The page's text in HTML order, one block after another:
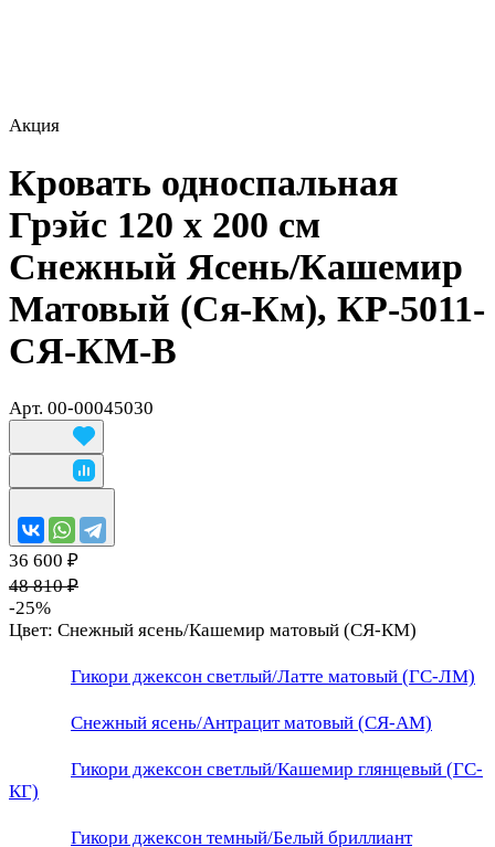
Акция
Кровать односпальная
Грэйс 120 х 200 см
Снежный Ясень/Кашемир
Матовый (Ся-Км), КР-5011-
СЯ-КМ-В
Арт. 00-00045030
36 600 ₽
48 810 ₽
-25%
Цвет: Снежный ясень/Кашемир матовый (СЯ-КМ)
Гикори джексон светлый/Латте матовый (ГС-ЛМ)
Снежный ясень/Антрацит матовый (СЯ-АМ)
Гикори джексон светлый/Кашемир глянцевый (ГС-
КГ)
Гикори джексон темный/Белый бриллиант